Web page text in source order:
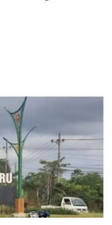
lebih
2022)